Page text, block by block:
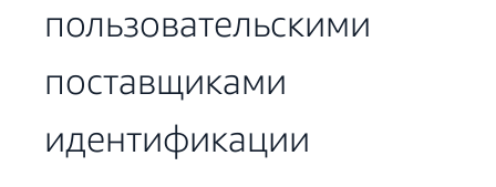
пользовательскими
поставщиками
идентификации